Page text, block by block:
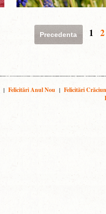
Precedenta 1 2
| Felicitări Anul Nou | Felicitări